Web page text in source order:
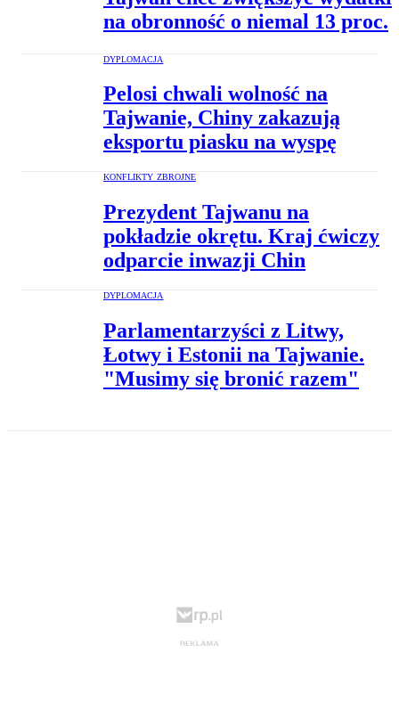
na obronność o niemal 13 proc.
DYPLOMACJA
Pelosi chwali wolność na
Tajwanie, Chiny zakazują
eksportu piasku na wyspę
KONFLIKTY ZBROJNE
Prezydent Tajwanu na
pokładzie okrętu. Kraj ćwiczy
odparcie inwazji Chin
DYPLOMACJA
Parlamentarzyści z Litwy,
Łotwy i Estonii na Tajwanie.
"Musimy się bronić razem"